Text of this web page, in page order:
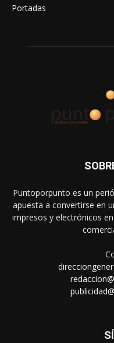
Portadas
Puntoporpunto es un
apuesta a convertirse en
impresos y electrónicos